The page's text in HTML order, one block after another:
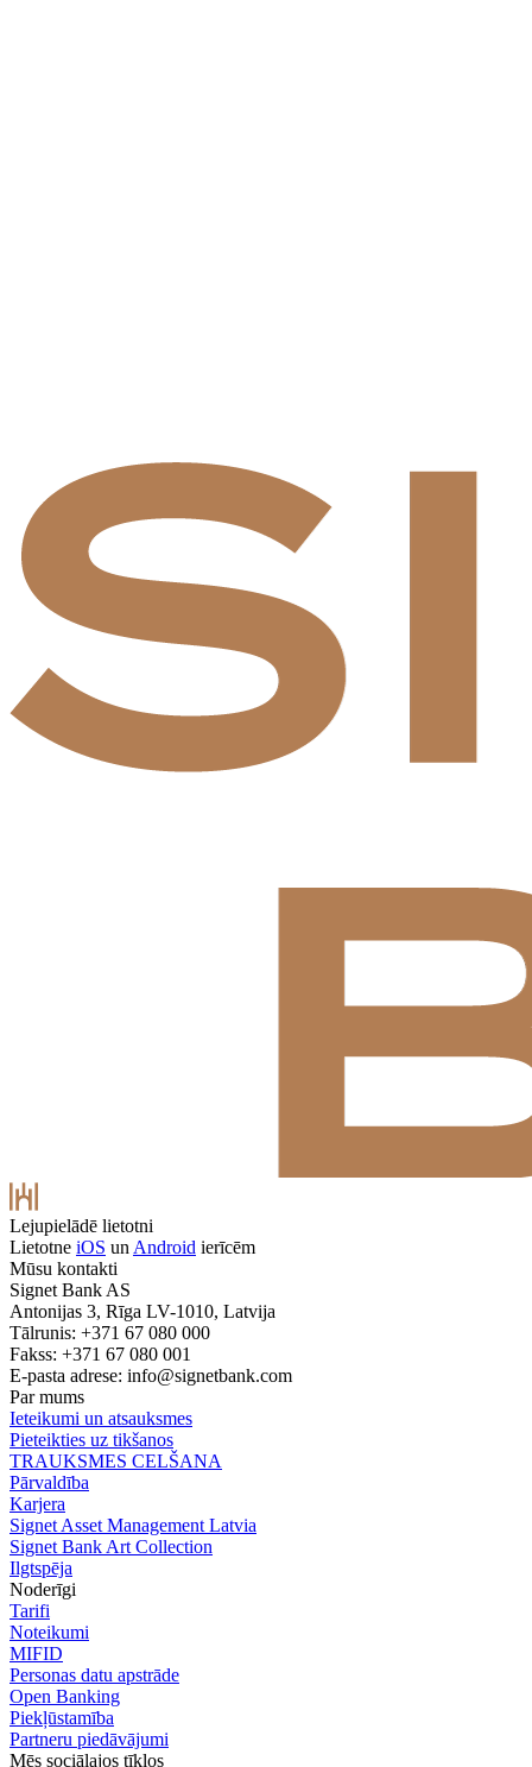
Lejupielādē lietotni
Lietotne iOS un Android ierīcēm
Mūsu kontakti
Signet Bank AS
Antonijas 3, Rīga LV-1010, Latvija
Tālrunis: +371 67 080 000
Fakss: +371 67 080 001
E-pasta adrese: info@signetbank.com
Par mums
Ieteikumi un atsauksmes
Pieteikties uz tikšanos
TRAUKSMES CELŠANA
Pārvaldība
Karjera
Signet Asset Management Latvia
Signet Bank Art Collection
Ilgtspēja
Noderīgi
Tarifi
Noteikumi
MIFID
Personas datu apstrāde
Open Banking
Piekļūstamība
Partneru piedāvājumi
Mēs sociālajos tīklos